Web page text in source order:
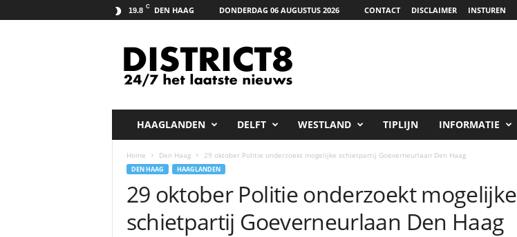
19.8 C DEN HAAG DONDERDAG 06 AUGUSTUS 2026 CONTACT DISCLAIMER INSTUREN
HAAGLANDEN DELFT WESTLAND TIPLIJN INFORMATIE
Home Den Haag 29 oktober Politie onderzoekt mogelijke schietpartij Goeverneurlaan Den Haag
DEN HAAG HAAGLANDEN
29 oktober Politie onderzoekt mogelijke
schietpartij Goeverneurlaan Den Haag